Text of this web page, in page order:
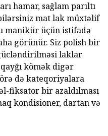
hamar, sağlam parıltı
mat lak müxtəlif
manikür üçün istifadə
görünür. Siz polish bir
laklar
kömək digər
də kateqoriyalara
fiksator bir azaldılması
kondisioner, dartan və